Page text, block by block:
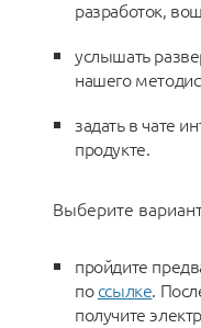
разработок,
услышать
нашего
задать в чате
продукте.
Выберите
пройдите
поссылке.
получите